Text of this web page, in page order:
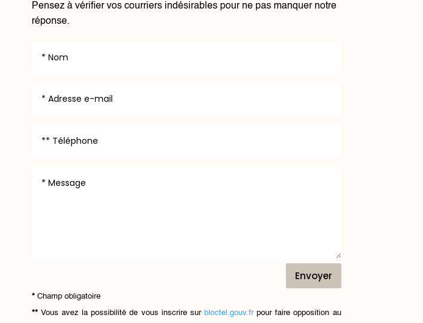
Pensez à vérifier vos courriers indésirables pour ne pas manquer notre
réponse.
Envoyer
* Champ obligatoire
**Vous avez la possibilité de vous inscrire sur bloctel.gouv.frpour faire opposition au